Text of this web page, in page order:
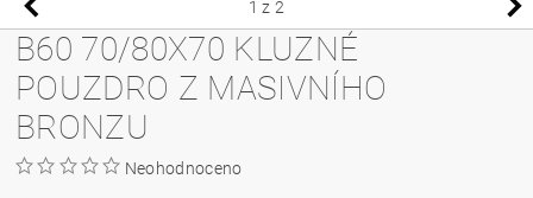
1 z 2
B60 70/80X70 KLUZNÉ
POUZDRO Z MASIVNÍHO
BRONZU
Neohodnoceno